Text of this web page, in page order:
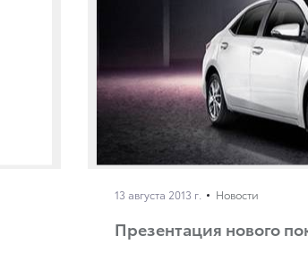
13 августа 2013 г. Новости
Презентация нового